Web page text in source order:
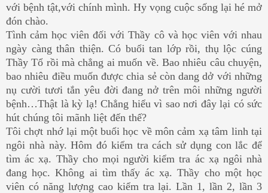
với bệnh tật,với chính mình. Hy vọng cuộc sống lại hé mở
đón chào.
Tình cảm học viên đối với Thầy cô và học viên với nhau
ngày càng thân thiện. Có buổi tan lớp rồi, thụ lộc cúng
Thầy Tổ rồi mà chẳng ai muốn về. Bao nhiêu câu chuyện,
bao nhiêu điều muốn được chia sẻ còn dang dở với những
nụ cười tươi tắn yêu đời đang nở trên môi những người
bệnh…Thật là kỳ lạ! Chẳng hiểu vì sao nơi đây lại có sức
hút chúng tôi mãnh liệt đến thế?
Tôi chợt nhớ lại một buổi học về môn cảm xạ tâm linh tại
ngôi nhà này. Hôm đó kiểm tra cách sử dụng con lắc để
tìm ác xạ. Thầy cho mọi người kiểm tra ác xạ ngôi nhà
đang học. Không ai tìm thấy ác xạ. Thầy cho một học
viên có năng lượng cao kiểm tra lại. Lần 1, lần 2, lần 3